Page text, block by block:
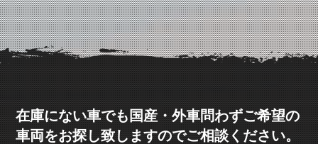
Blog
つぶやき Factory
会社概要
Access
アクセス Contact Us
お問い合わせ
在庫にない車でも国産・外車問わずご希望の
車両をお探し致しますのでご相談ください。